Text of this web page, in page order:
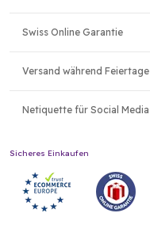
Swiss Online Garantie
Versand während Feiertage
Netiquette für Social Media
Sicheres Einkaufen